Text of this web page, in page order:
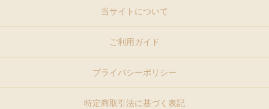
当サイトについて
ご利用ガイド
プライバシーポリシー
特定商取引法に基づく表記